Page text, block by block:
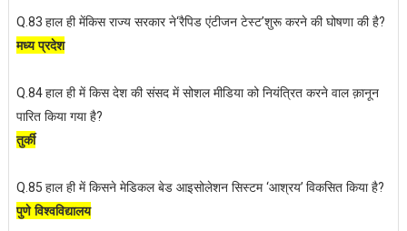
Q.83 हाल ही मेंकिस राज्य सरकार ने‘रैपिड एंटीजन टेस्ट’शुरू करने की घोषणा की है?
मध्य प्रदेश
Q.84हाल ही में किस देश की संसद में सोशल मीडिया को नियंत्रित करने वाल क़ानून
पारित किया गया है?
तुर्की
Q.85 हाल ही में किसने मेडिकल बेड आइसोलेशन सिस्टम‘आश्रय’ विकसित किया है?
पुणे विश्वविद्यालय